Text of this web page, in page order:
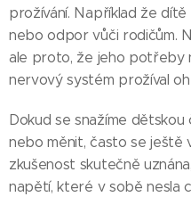
prožívání. Například že
nebo odpor vůči rodičům.
ale proto, že jeho potřeby
nervový systém prožíval
Dokud se snažíme
nebo měnit, často se ještě
zkušenost skutečně
napětí, které v sobě nesla